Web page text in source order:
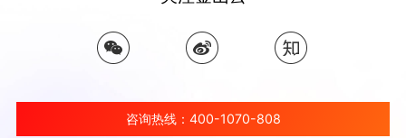
咨询热线：400-1070-808